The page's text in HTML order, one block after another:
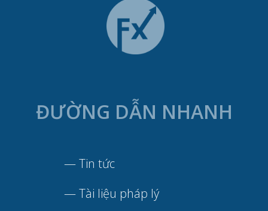
ĐƯỜNG DẪN NHANH
—Tin tức
—Tài liệu pháp lý